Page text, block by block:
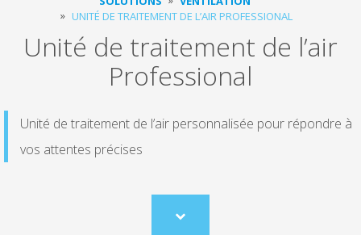
UNITÉ DE TRAITEMENT DE L’AIR PROFESSIONAL
Unité de traitement de l’air
Professional
Unité de traitement de l’air personnalisée pour répondre à
vos attentes précises
Scroll
to